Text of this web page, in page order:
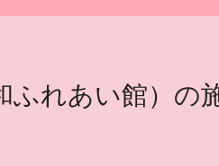
ふれあい館）の